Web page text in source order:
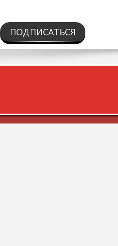
ПОДПИСАТЬСЯ